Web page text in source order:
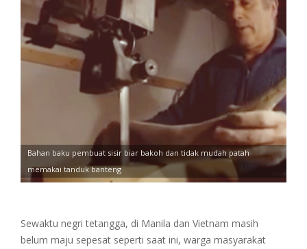
Bahan baku pembuat sisir biar bakoh dan tidak mudah patah
memakai tanduk banteng
Sewaktu negri tetangga, di Manila dan Vietnam masih
belum maju sepesat seperti saat ini, warga masyarakat